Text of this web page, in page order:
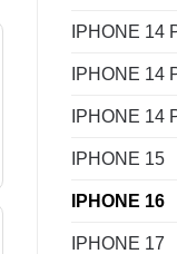
IPHONE 14
IPHONE 14
IPHONE 14
IPHONE 15
IPHONE 16
IPHONE 17